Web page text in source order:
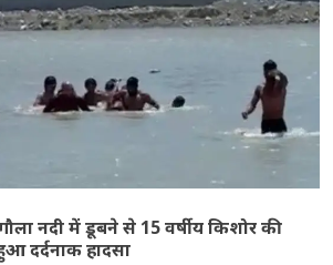
नदी में डूबने से 15 वर्षीय किशोर की
दर्दनाक हादसा